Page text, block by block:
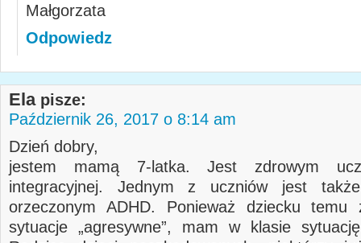
Małgorzata
Odpowiedz
Ela pisze:
Październik 26, 2017 o 8:14 am
Dzień dobry,
jestem mamą 7-latka. Jest zdrowym
integracyjnej. Jednym z uczniów jest
orzeczonym ADHD. Ponieważ dziecku temu
sytuacje „agresywne”, mam w klasie